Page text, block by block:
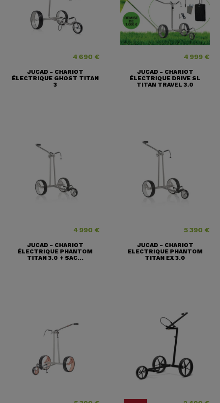
Prix
4 690 €
JUCAD - CHARIOT
ÉLECTRIQUE GHOST TITAN
3
Prix
4 999 €
JUCAD - CHARIOT
ÉLECTRIQUE DRIVE SL
TITAN TRAVEL 3.0
Prix
4 990 €
JUCAD - CHARIOT
ÉLECTRIQUE PHANTOM
TITAN 3.0 + SAC...
Prix
5 390 €
JUCAD - CHARIOT
ELECTRIQUE PHANTOM
TITAN EX 3.0